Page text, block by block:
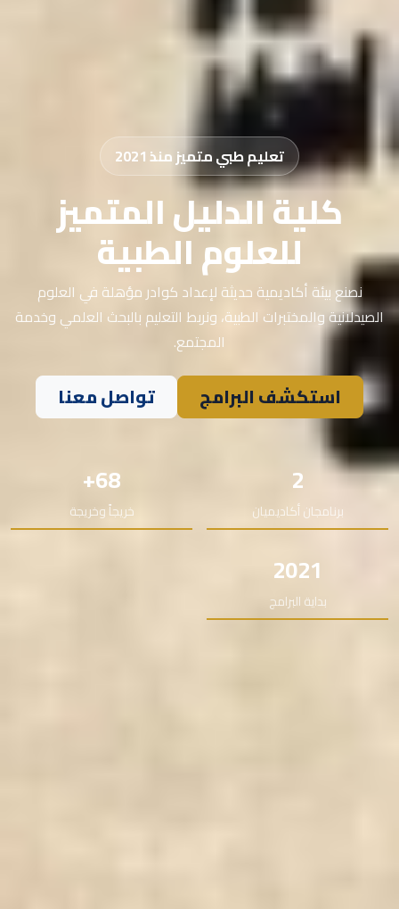
تعليم طبي متميز منذ 2021
كلية الدليل المتميز
للعلوم الطبية
نصنع بيئة أكاديمية حديثة لإعداد كوادر مؤهلة في العلوم
الصيدلانية والمختبرات الطبية، ونربط التعليم بالبحث العلمي وخدمة
المجتمع.
استكشف البرامج تواصل معنا
2
برنامجان أكاديميان
68+
خريجاً وخريجة
2021
بداية البرامج